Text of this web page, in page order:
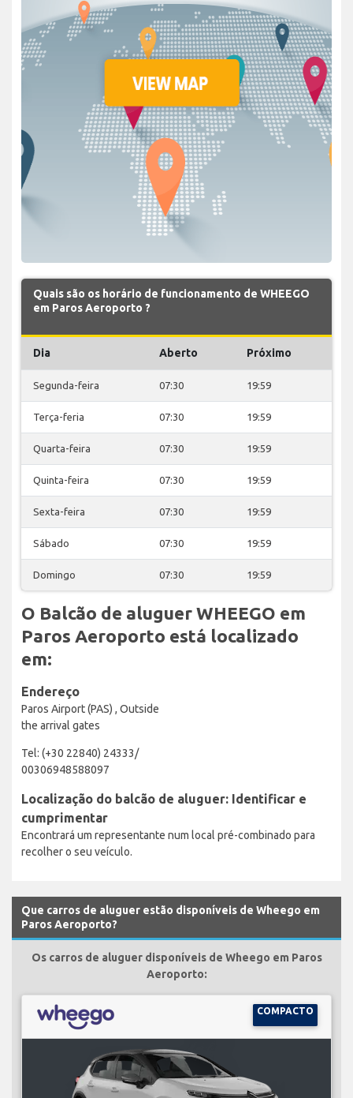
Quais são os horário de funcionamento de WHEEGO
em Paros Aeroporto ?
Dia Aberto Próximo
Segunda-feira 07:30 19:59
Terça-feria 07:30 19:59
Quarta-feira 07:30 19:59
Quinta-feira 07:30 19:59
Sexta-feira 07:30 19:59
Sábado 07:30 19:59
Domingo 07:30 19:59
O Balcão de aluguer WHEEGO em
Paros Aeroporto está localizado
em:
Endereço
Paros Airport (PAS) , Outside
the arrival gates
Tel: (+30 22840) 24333/
00306948588097
Localização do balcão de aluguer: Identificar e
cumprimentar
Encontrará um representante num local pré-combinado para
recolher o seu veículo.
Que carros de aluguer estão disponíveis de Wheego em
Paros Aeroporto?
Os carros de aluguer disponíveis de Wheego em Paros
Aeroporto:
COMPACTO